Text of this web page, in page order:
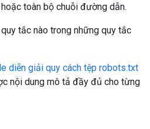
toàn bộ chuỗi đường dẫn.
tắc nào trong những quy tắc
diễn giải quy cách tệp robots.txt
nội dung mô tả đầy đủ cho từng